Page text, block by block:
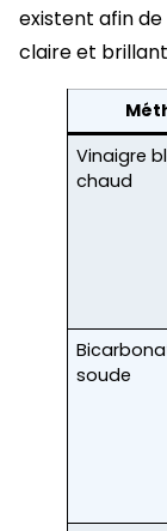
existent afin
claire et
Vinaigre
chaud
soude